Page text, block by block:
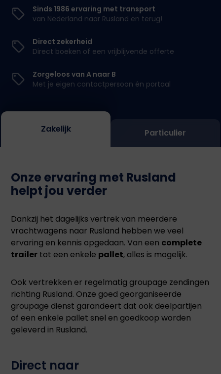
Sinds 1986 ervaring met transport
van Nederland naar Rusland en terug!
Direct zekerheid
Direct boeken of een vrijblijvende offerte
Zorgeloos van A naar B
Met je eigen contactpersoon én portaal
Zakelijk Particulier
Onze ervaring met Rusland
helpt jou verder
Dankzij het dagelijks vertrek van meerdere
vrachtwagens naar Rusland hebben we veel
ervaring en kennis opgedaan. Van een complete
trailer tot een enkele pallet, alles is mogelijk.
Ook vertrekken er regelmatig groupage zendingen
richting Rusland. Onze goed georganiseerde
groupage dienst garandeert dat ook deelpartijen
of een enkele pallet snel en goedkoop worden
geleverd in Rusland.
Direct naar